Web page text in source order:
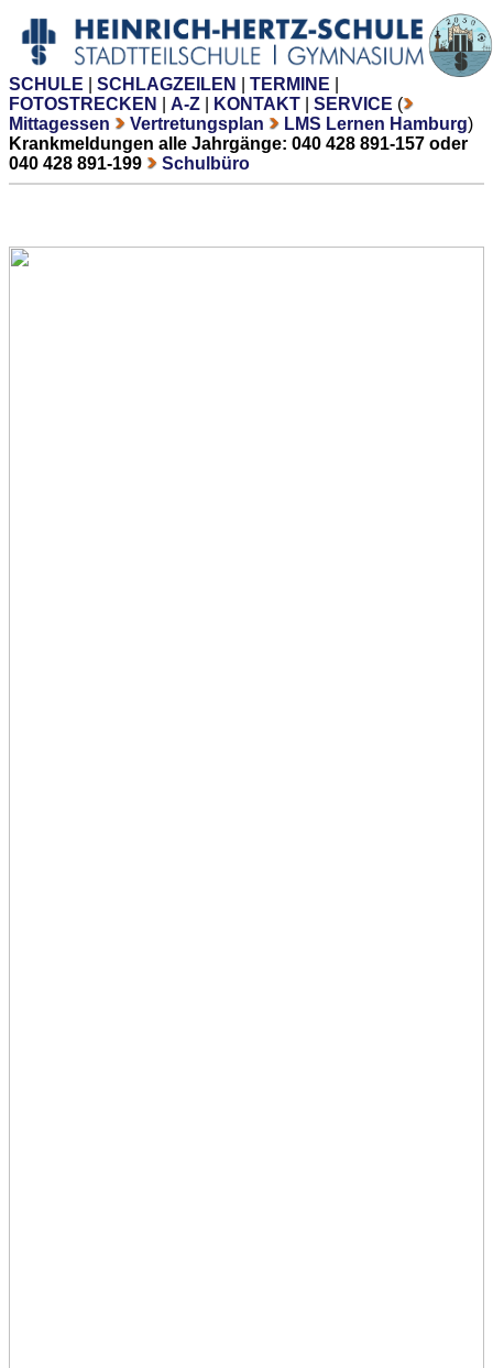
SCHULE SCHLAGZEILEN TERMINE
FOTOSTRECKEN
A-Z KONTAKT SERVICE (
Mittagessen
Vertretungsplan LMS Lernen Hamburg)
Krankmeldungen alle Jahrgänge: 040 428 891-157 oder
040 428 891-199
Schulbüro